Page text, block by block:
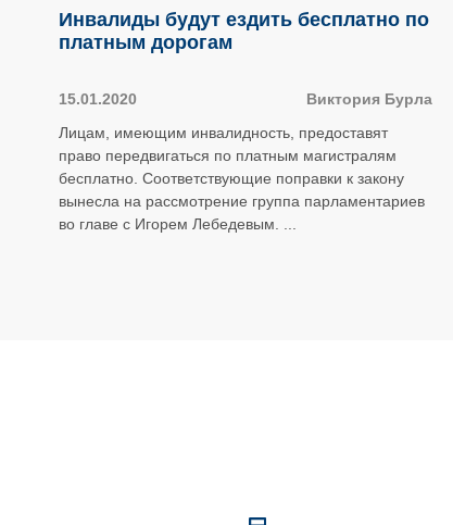
Инвалиды будут ездить бесплатно по
платным дорогам
15.01.2020
Виктория Бурла
Лицам, имеющим инвалидность, предоставят
право передвигаться по платным магистралям
бесплатно. Соответствующие поправки к закону
вынесла на рассмотрение группа парламентариев
во главе с Игорем Лебедевым. ...